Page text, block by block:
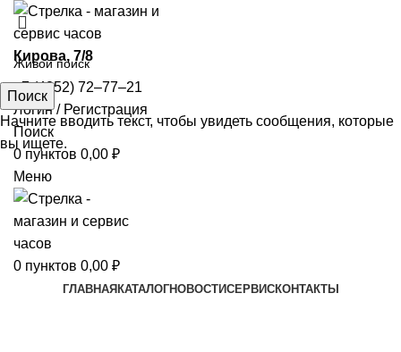
​Кирова, 7/8
+7 (4852) 72‒77‒21
Логин / Регистрация
Поиск
0 пунктов 0,00 ₽
Меню
0 пунктов 0,00 ₽
ГЛАВНАЯ КАТАЛОГНОВОСТИСЕРВИСКОНТАКТЫ
Поиск
Начните вводить текст, чтобы увидеть сообщения, которые
вы ищете.